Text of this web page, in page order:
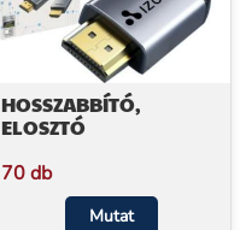
HOSSZABBÍTÓ,
ELOSZTÓ
70 db
Mutat